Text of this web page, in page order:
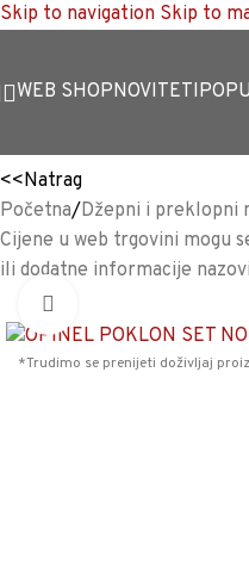
Skip to navigation Skip to
WEB SHOPNOVITETI
<<Natrag
Početna/Džepni i preklopni
Cijene u web trgovini mogu
ili dodatne informacije
*Trudimo se prenijeti doživljaj